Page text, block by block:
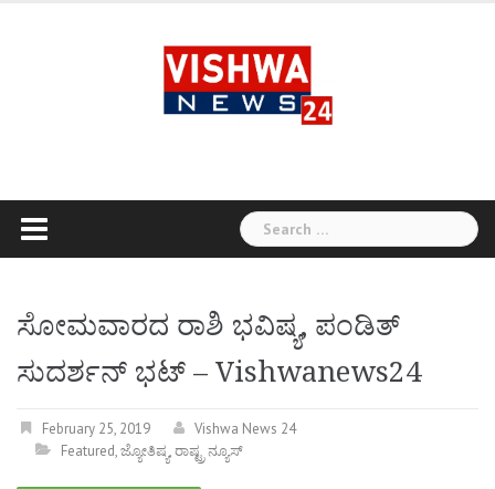
Search
for:
ಸೋಮವಾರದ ರಾಶಿ ಭವಿಷ್ಯ, ಪಂಡಿತ್
ಸುದರ್ಶನ್ ಭಟ್ – Vishwanews24
February 25, 2019
Vishwa News 24
Featured,ಜ್ಯೋತಿಷ್ಯ,ರಾಷ್ಟ್ರ ನ್ಯೂಸ್